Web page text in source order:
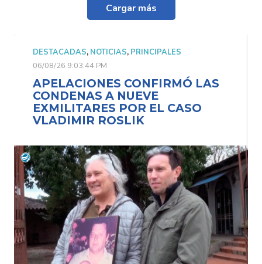
Cargar más
DESTACADAS, NOTICIAS, PRINCIPALES
06/08/26 9:03:44 PM
APELACIONES CONFIRMÓ LAS
CONDENAS A NUEVE
EXMILITARES POR EL CASO
VLADIMIR ROSLIK